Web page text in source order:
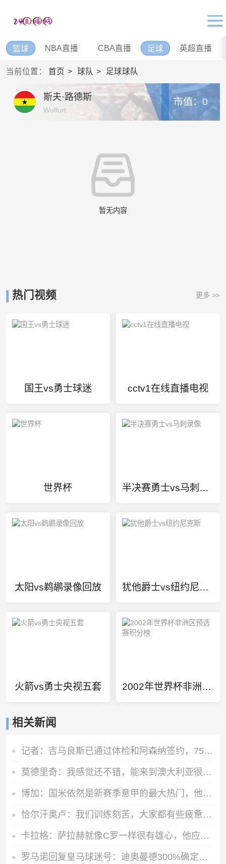
篮球 NBA直播 CBA直播 足球 英超直播
当前位置： 首页 球队 足球球队
斯夫·路德斯
Wolfurt
市值：0
暂无内容
热门视频 更多 >>
国王vs勇士球迷 cctv1在线直播电视
世界杯 半决赛勇士vs马刺录像
太阳vs鹈鹕录像回放 犹他爵士vs纽约尼克斯
火箭vs勇士央视五套 2002年世界杯非洲区预选赛积分榜
相关新闻
记者：吉马良斯已通过体检和阿森纳签约，7500万镑分期3年支付
莫德里奇：我感觉还不错，能来到澳大利亚很棒，希望球队继续提高
博加：国米依然是新赛季意甲的最大热门，他们是卫冕冠军
恰尔汗奥卢：我们训练刻苦，大家都有些疲惫但储备体能至关重要
卡拉格：萨拉赫就像C罗一样很有雄心，他应该去意甲而不是土耳其
罗马诺回复皇马球迷号：迪奥曼德300%确定加盟皇马